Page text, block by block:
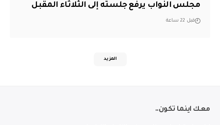
مجلس النواب يرفع جلسته إلى الثلاثاء المقبل
قبل 22 ساعة
المزيد
معك اينما تكون..